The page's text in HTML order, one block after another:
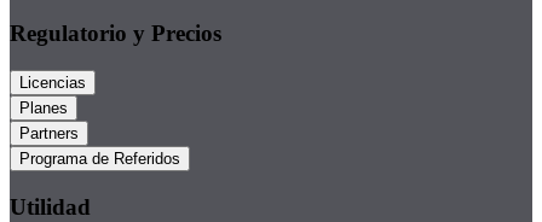
Regulatorio y Precios
Licencias
Planes
Partners
Programa de Referidos
Utilidad